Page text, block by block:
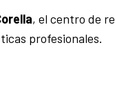
, el centro de
profesionales.